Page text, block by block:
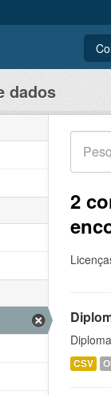
dados
2
CSV